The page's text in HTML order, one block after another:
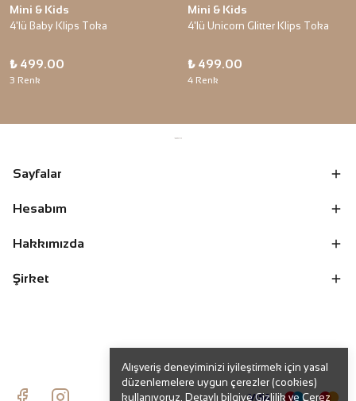
Alışveriş deneyiminizi iyileştirmek için yasal
düzenlemelere uygun çerezler (cookies)
kullanıyoruz. Detaylı bilgiyeGizlilik ve Çerez
Mini & Kids
4'lü Baby Klips Toka
₺ 499.00
3 Renk
Mini & Kids
4'lü Unicorn Glitter Klips Toka
₺ 499.00
4 Renk
Sayfalar
Hesabım
Hakkımızda
Şirket